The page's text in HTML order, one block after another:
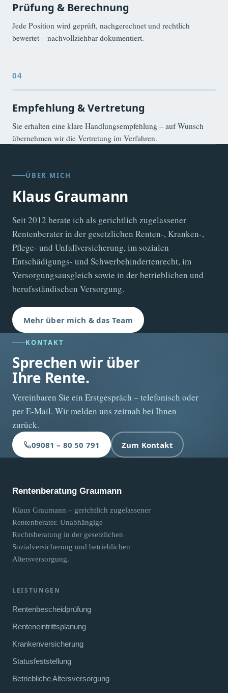
Prüfung & Berechnung
Jede Position wird geprüft, nachgerechnet und rechtlich
bewertet – nachvollziehbar dokumentiert.
Empfehlung & Vertretung
Sie erhalten eine klare Handlungsempfehlung – auf Wunsch
übernehmen wir die Vertretung im Verfahren.
ÜBER MICH
Klaus Graumann
Seit 2012 berate ich als gerichtlich zugelassener
Rentenberater in der gesetzlichen Renten-, Kranken-,
Pflege- und Unfallversicherung, im sozialen
Entschädigungs- und Schwerbehindertenrecht, im
Versorgungsausgleich sowie in der betrieblichen und
berufsständischen Versorgung.
Mehr über mich & das Team
KONTAKT
Sprechen wir über
Ihre Rente.
Vereinbaren Sie ein Erstgespräch – telefonisch oder
per E-Mail. Wir melden uns zeitnah bei Ihnen
zurück.
09081 – 80 50 791 Zum Kontakt
Rentenberatung Graumann
Klaus Graumann – gerichtlich zugelassener
Rentenberater. Unabhängige
Rechtsberatung in der gesetzlichen
Sozialversicherung und betrieblichen
Altersversorgung.
LEISTUNGEN
Rentenbescheidprüfung
Renteneintrittsplanung
Krankenversicherung
Statusfeststellung
Betriebliche Altersversorgung